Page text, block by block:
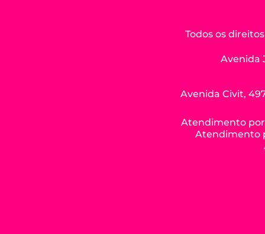
Todos os
Avenida
Avenida Civit,
Atendimento por
Atendimento